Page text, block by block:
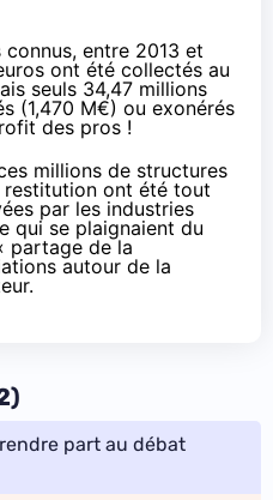
connus, entre 2013 et
ont été collectés au
seuls 34,47 millions
(1,470 M€) ou exonérés
des pros !
millions de structures
restitution ont été tout
par les industries
qui se plaignaient du
partage de la
autour de la
part au débat